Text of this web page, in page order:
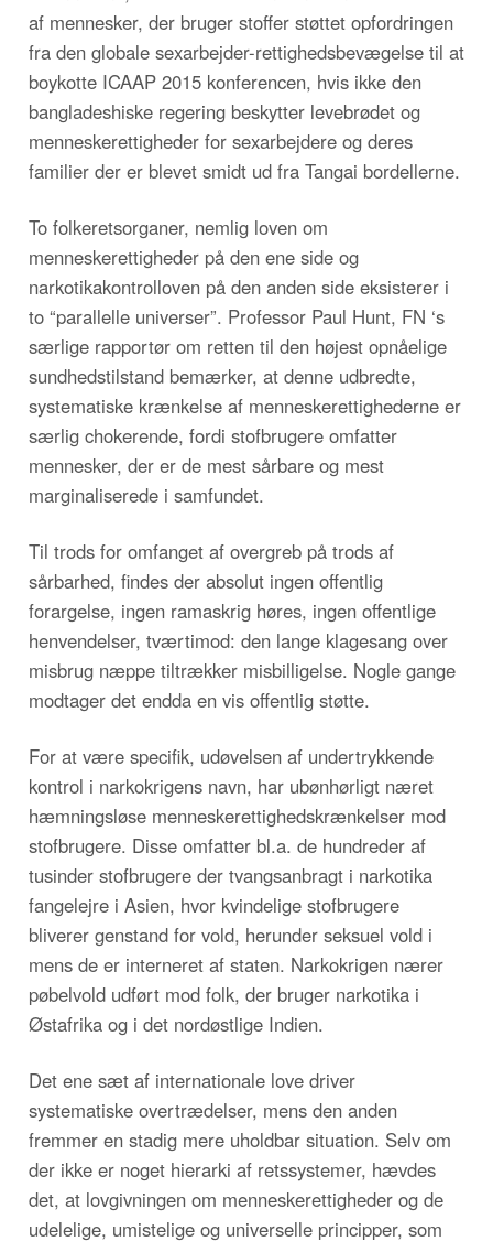
af mennesker, der bruger stoffer støttet opfordringen
fra den globale sexarbejder-rettighedsbevægelse til at
boykotte ICAAP 2015 konferencen, hvis ikke den
bangladeshiske regering beskytter levebrødet og
menneskerettigheder for sexarbejdere og deres
familier der er blevet smidt ud fra Tangai bordellerne.
To folkeretsorganer, nemlig loven om
menneskerettigheder på den ene side og
narkotikakontrolloven på den anden side eksisterer i
to “parallelle universer”. Professor Paul Hunt, FN ‘s
særlige rapportør om retten til den højest opnåelige
sundhedstilstand bemærker, at denne udbredte,
systematiske krænkelse af menneskerettighederne er
særlig chokerende, fordi stofbrugere omfatter
mennesker, der er de mest sårbare og mest
marginaliserede i samfundet.
Til trods for omfanget af overgreb på trods af
sårbarhed, findes der absolut ingen offentlig
forargelse, ingen ramaskrig høres, ingen offentlige
henvendelser, tværtimod: den lange klagesang over
misbrug næppe tiltrækker misbilligelse. Nogle gange
modtager det endda en vis offentlig støtte.
For at være specifik, udøvelsen af undertrykkende
kontrol i narkokrigens navn, har ubønhørligt næret
hæmningsløse menneskerettighedskrænkelser mod
stofbrugere. Disse omfatter bl.a. de hundreder af
tusinder stofbrugere der tvangsanbragt i narkotika
fangelejre i Asien, hvor kvindelige stofbrugere
bliverer genstand for vold, herunder seksuel vold i
mens de er interneret af staten. Narkokrigen nærer
pøbelvold udført mod folk, der bruger narkotika i
Østafrika og i det nordøstlige Indien.
Det ene sæt af internationale love driver
systematiske overtrædelser, mens den anden
fremmer en stadig mere uholdbar situation. Selv om
der ikke er noget hierarki af retssystemer, hævdes
det, at lovgivningen om menneskerettigheder og de
udelelige, umistelige og universelle principper, som